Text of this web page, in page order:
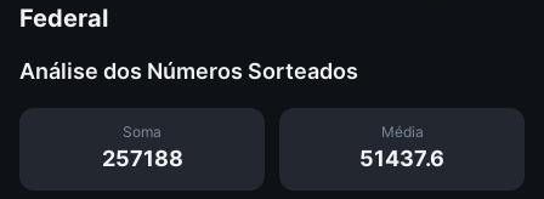
Federal
Análise dos Números Sorteados
Soma
257188
Média
51437.6